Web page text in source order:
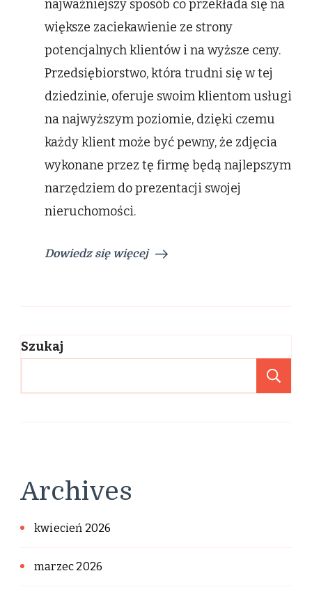
najważniejszy sposób co przekłada się na
większe zaciekawienie ze strony
potencjalnych klientów i na wyższe ceny.
Przedsiębiorstwo, która trudni się w tej
dziedzinie, oferuje swoim klientom usługi
na najwyższym poziomie, dzięki czemu
każdy klient może być pewny, że zdjęcia
wykonane przez tę firmę będą najlepszym
narzędziem do prezentacji swojej
nieruchomości.
Dowiedz się więcej
Szukaj
Archives
kwiecień 2026
marzec 2026